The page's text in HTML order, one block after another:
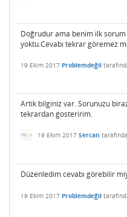
Doğrudur ama benim ilk
yoktu.Cevabı tekrar göremez
19 Ekim 2017 Problemdeğil
Artik bilginiz var. Sorunuzu
tekrardan gosteririm.
19 Ekim 2017 Sercan
Düzenledim cevabı görebilir
19 Ekim 2017 Problemdeğil